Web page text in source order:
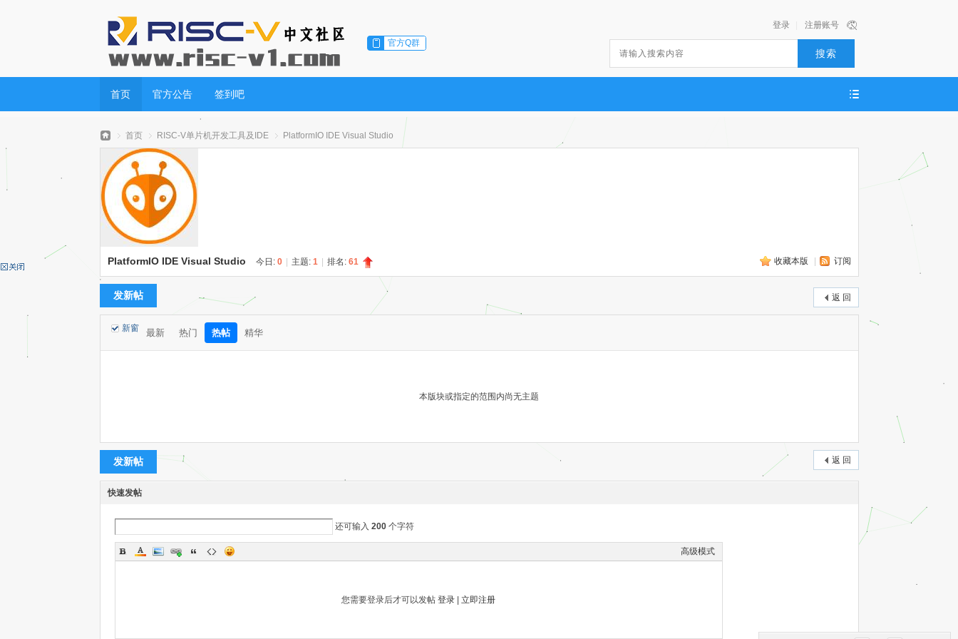
官方Q群
注册账号
登录
搜索
首页 官方公告 签到吧
RI
C-
首页
›
RISC-V单片机开发工具及IDE PlatformIO IDE Visual Studio
收藏本版 订阅
PlatformIO IDE Visual Studio 今日: 0 主题: 1 排名: 61
返 回
发新帖
新窗 最新 热门 热帖 精华
本版块或指定的范围内尚无主题
返 回
发新帖
快速发帖
还可输入 200个字符
高级模式
您需要登录后才可以发帖 登录 立即注册